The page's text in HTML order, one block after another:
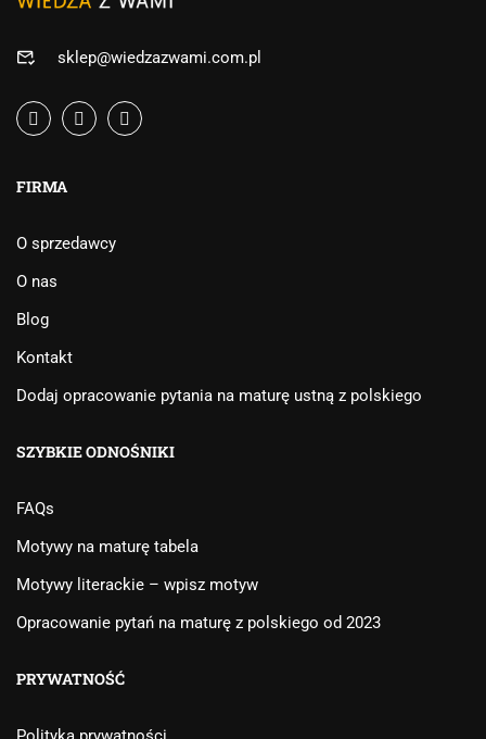
sklep@wiedzazwami.com.pl
FIRMA
O sprzedawcy
O nas
Blog
Kontakt
Dodaj opracowanie pytania na maturę ustną z polskiego
SZYBKIE ODNOŚNIKI
FAQs
Motywy na maturę tabela
Motywy literackie – wpisz motyw
Opracowanie pytań na maturę z polskiego od 2023
PRYWATNOŚĆ